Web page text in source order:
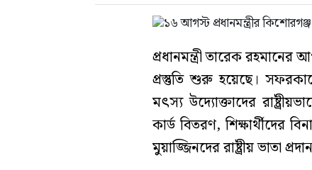
প্রধানমন্ত্রী তারেক
প্রস্তুতি শুরু হয়েছে।
মৎস্য উদ্যোক্তাদের
কার্ড বিতরণ, শিক্ষার্থীদের
মুয়াজ্জিনদের রাষ্ট্রীয় ভাতা